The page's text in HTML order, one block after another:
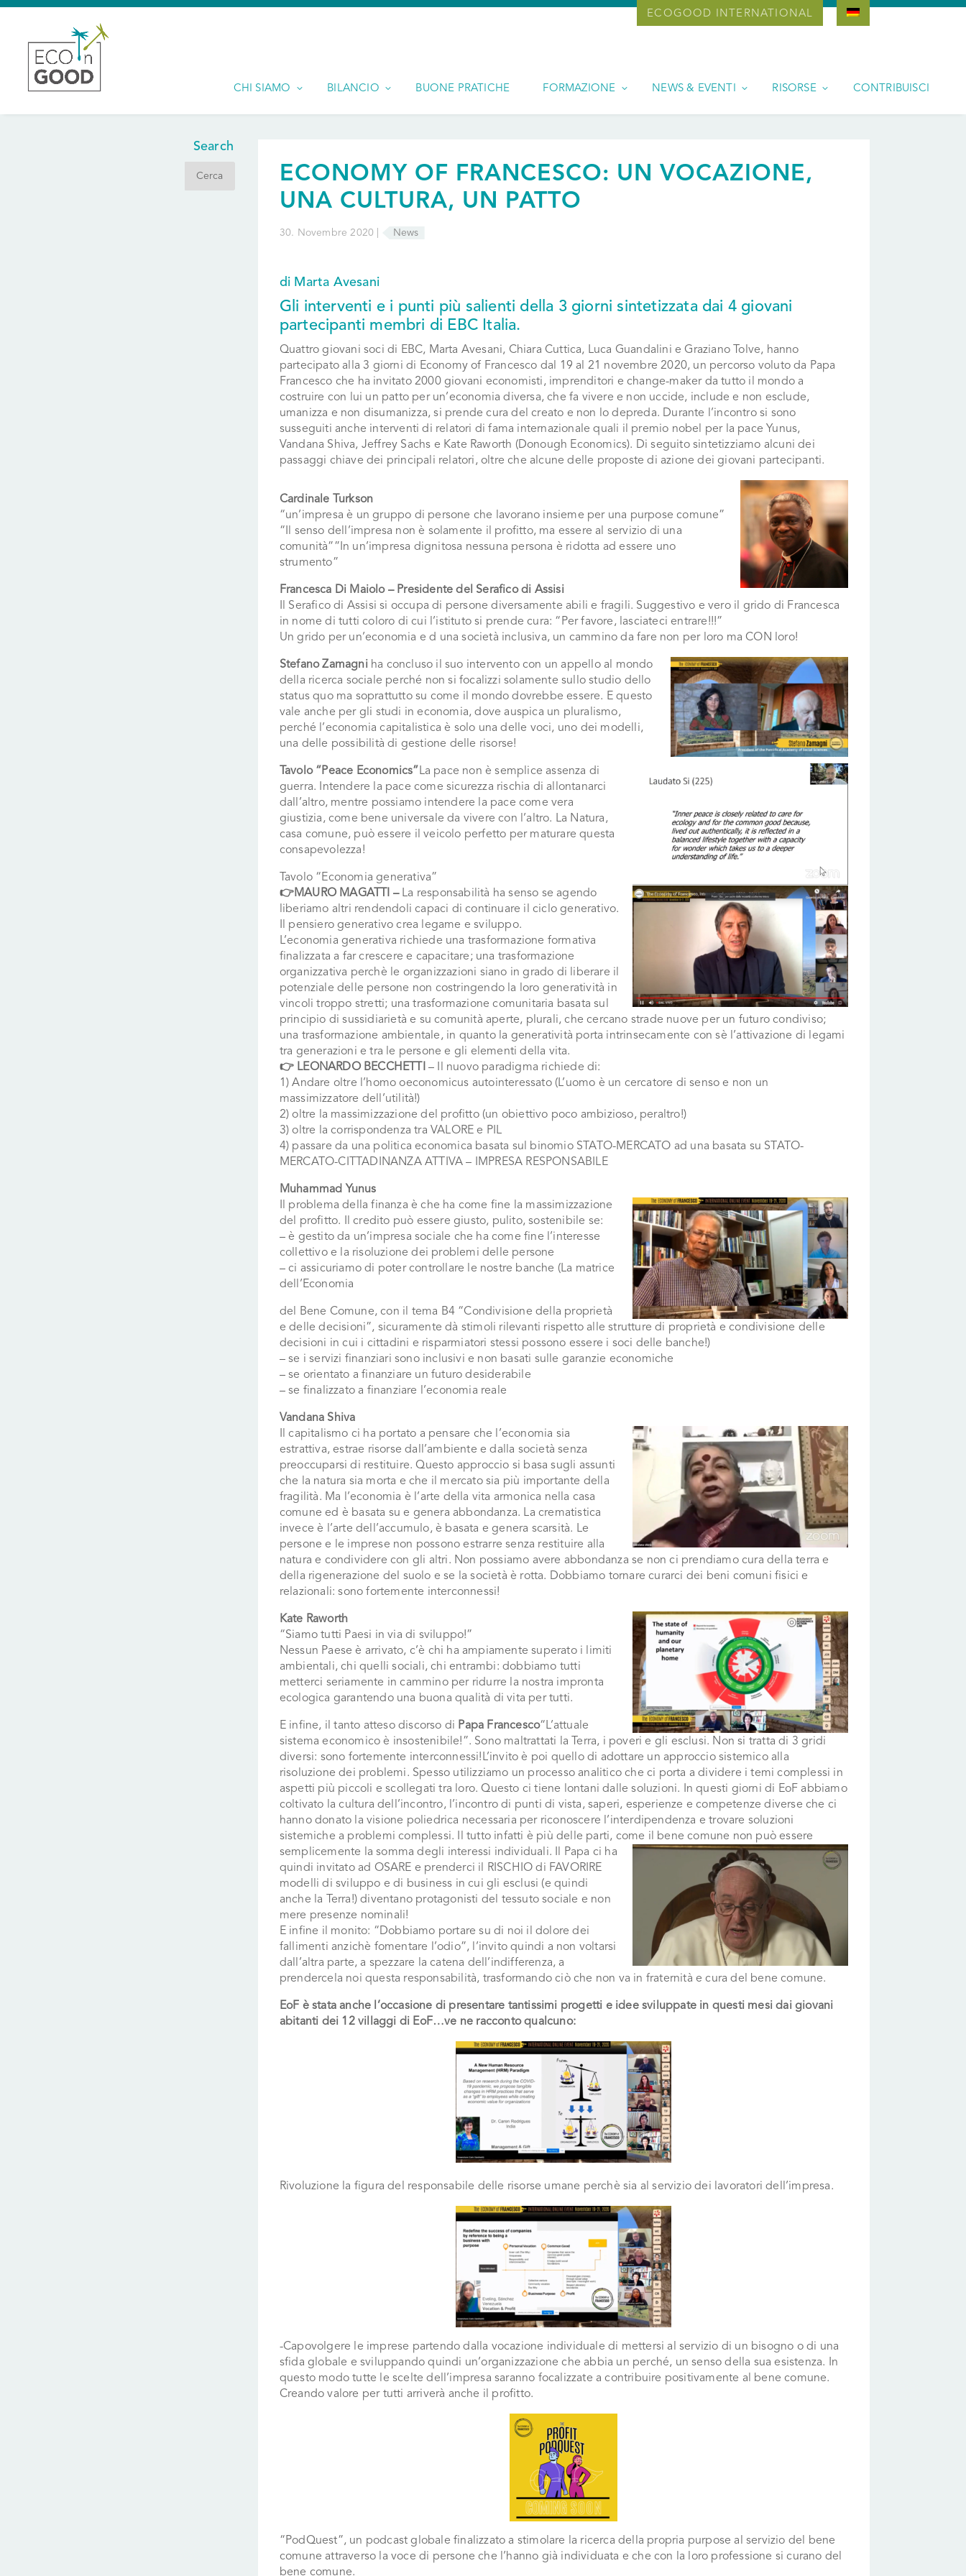
ECOGOOD INTERNATIONAL
CHI SIAMO BILANCIO BUONE PRATICHE FORMAZIONE NEWS & EVENTI RISORSE CONTRIBUISCI
ECONOMY OF FRANCESCO: UN VOCAZIONE,
UNA CULTURA, UN PATTO
30. Novembre 2020 | News
di Marta Avesani
Gli interventi e i punti più salienti della 3 giorni sintetizzata dai 4 giovani
partecipanti membri di EBC Italia.
Quattro giovani soci di EBC, Marta Avesani, Chiara Cuttica, Luca Guandalini e Graziano Tolve, hanno
partecipato alla 3 giorni di Economy of Francesco dal 19 al 21 novembre 2020, un percorso voluto da Papa
Francesco che ha invitato 2000 giovani economisti, imprenditori e change-maker da tutto il mondo a
costruire con lui un patto per un’economia diversa, che fa vivere e non uccide, include e non esclude,
umanizza e non disumanizza, si prende cura del creato e non lo depreda. Durante l’incontro si sono
susseguiti anche interventi di relatori di fama internazionale quali il premio nobel per la pace Yunus,
Vandana Shiva, Jeffrey Sachs e Kate Raworth (Donough Economics). Di seguito sintetizziamo alcuni dei
passaggi chiave dei principali relatori, oltre che alcune delle proposte di azione dei giovani partecipanti.
Cardinale Turkson
“un’impresa è un gruppo di persone che lavorano insieme per una purpose comune”
“Il senso dell’impresa non è solamente il profitto, ma essere al servizio di una
comunità””In un’impresa dignitosa nessuna persona è ridotta ad essere uno
strumento”
Francesca Di Maiolo – Presidente del Serafico di Assisi
Il Serafico di Assisi si occupa di persone diversamente abili e fragili. Suggestivo e vero il grido di Francesca
in nome di tutti coloro di cui l’istituto si prende cura: “Per favore, lasciateci entrare!!!”
Un grido per un’economia e d una società inclusiva, un cammino da fare non per loro ma CON loro!
Stefano Zamagni ha concluso il suo intervento con un appello al mondo
della ricerca sociale perché non si focalizzi solamente sullo studio dello
status quo ma soprattutto su come il mondo dovrebbe essere. E questo
vale anche per gli studi in economia, dove auspica un pluralismo,
perché l’economia capitalistica è solo una delle voci, uno dei modelli,
una delle possibilità di gestione delle risorse!
Tavolo “Peace Economics” La pace non è semplice assenza di
guerra. Intendere la pace come sicurezza rischia di allontanarci
dall’altro, mentre possiamo intendere la pace come vera
giustizia, come bene universale da vivere con l’altro. La Natura,
casa comune, può essere il veicolo perfetto per maturare questa
consapevolezza!
Tavolo “Economia generativa”
👉MAURO MAGATTI –La responsabilità ha senso se agendo
liberiamo altri rendendoli capaci di continuare il ciclo generativo.
Il pensiero generativo crea legame e sviluppo.
L’economia generativa richiede una trasformazione formativa
finalizzata a far crescere e capacitare; una trasformazione
organizzativa perchè le organizzazioni siano in grado di liberare il
potenziale delle persone non costringendo la loro generatività in
vincoli troppo stretti; una trasformazione comunitaria basata sul
principio di sussidiarietà e su comunità aperte, plurali, che cercano strade nuove per un futuro condiviso;
una trasformazione ambientale, in quanto la generatività porta intrinsecamente con sè l’attivazione di legami
tra generazioni e tra le persone e gli elementi della vita.
👉 LEONARDO BECCHETTI– Il nuovo paradigma richiede di:
1) Andare oltre l’homo oeconomicus autointeressato (L’uomo è un cercatore di senso e non un
massimizzatore dell’utilità!)
2) oltre la massimizzazione del profitto (un obiettivo poco ambizioso, peraltro!)
3) oltre la corrispondenza tra VALORE e PIL
4) passare da una politica economica basata sul binomio STATO-MERCATO ad una basata su STATO-
MERCATO-CITTADINANZA ATTIVA – IMPRESA RESPONSABILE
Muhammad Yunus
Il problema della finanza è che ha come fine la massimizzazione
del profitto. Il credito può essere giusto, pulito, sostenibile se:
– è gestito da un’impresa sociale che ha come fine l’interesse
collettivo e la risoluzione dei problemi delle persone
– ci assicuriamo di poter controllare le nostre banche (La matrice
dell’Economia
del Bene Comune, con il tema B4 “Condivisione della proprietà
e delle decisioni”, sicuramente dà stimoli rilevanti rispetto alle strutture di proprietà e condivisione delle
decisioni in cui i cittadini e risparmiatori stessi possono essere i soci delle banche!)
– se i servizi finanziari sono inclusivi e non basati sulle garanzie economiche
– se orientato a finanziare un futuro desiderabile
– se finalizzato a finanziare l’economia reale
Vandana Shiva
Il capitalismo ci ha portato a pensare che l’economia sia
estrattiva, estrae risorse dall’ambiente e dalla società senza
preoccuparsi di restituire. Questo approccio si basa sugli assunti
che la natura sia morta e che il mercato sia più importante della
fragilità. Ma l’economia è l’arte della vita armonica nella casa
comune ed è basata su e genera abbondanza. La crematistica
invece è l’arte dell’accumulo, è basata e genera scarsità. Le
persone e le imprese non possono estrarre senza restituire alla
natura e condividere con gli altri. Non possiamo avere abbondanza se non ci prendiamo cura della terra e
della rigenerazione del suolo e se la società è rotta. Dobbiamo tornare curarci dei beni comuni fisici e
relazionali: sono fortemente interconnessi!
Kate Raworth
“Siamo tutti Paesi in via di sviluppo!”
Nessun Paese è arrivato, c’è chi ha ampiamente superato i limiti
ambientali, chi quelli sociali, chi entrambi: dobbiamo tutti
metterci seriamente in cammino per ridurre la nostra impronta
ecologica garantendo una buona qualità di vita per tutti.
E infine, il tanto atteso discorso di Papa Francesco“L’attuale
sistema economico è insostenibile!”. Sono maltrattati la Terra, i poveri e gli esclusi. Non si tratta di 3 gridi
diversi: sono fortemente interconnessi!L’invito è poi quello di adottare un approccio sistemico alla
risoluzione dei problemi. Spesso utilizziamo un processo analitico che ci porta a dividere i temi complessi in
aspetti più piccoli e scollegati tra loro. Questo ci tiene lontani dalle soluzioni. In questi giorni di EoF abbiamo
coltivato la cultura dell’incontro, l’incontro di punti di vista, saperi, esperienze e competenze diverse che ci
hanno donato la visione poliedrica necessaria per riconoscere l’interdipendenza e trovare soluzioni
sistemiche a problemi complessi. Il tutto infatti è più delle parti, come il bene comune non può essere
semplicemente la somma degli interessi individuali.
Il Papa ci ha
quindi invitato ad OSARE e prenderci il RISCHIO di FAVORIRE
modelli di sviluppo e di business in cui gli esclusi (e quindi
anche la Terra!) diventano protagonisti del tessuto sociale e non
mere presenze nominali!
E infine il monito: “Dobbiamo portare su di noi il dolore dei
fallimenti anzichè fomentare l’odio”, l’invito quindi a non voltarsi
dall’altra parte, a spezzare la catena dell’indifferenza, a
prendercela noi questa responsabilità, trasformando ciò che non va in fraternità e cura del bene comune.
EoF è stata anche l’occasione di presentare tantissimi progetti e idee sviluppate in questi mesi dai giovani
abitanti dei 12 villaggi di EoF…ve ne racconto qualcuno:
Rivoluzione la figura del responsabile delle risorse umane perchè sia al servizio dei lavoratori dell’impresa.
-Capovolgere le imprese partendo dalla vocazione individuale di mettersi al servizio di un bisogno o di una
sfida globale e sviluppando quindi un’organizzazione che abbia un perché, un senso della sua esistenza. In
questo modo tutte le scelte dell’impresa saranno focalizzate a contribuire positivamente al bene comune.
Creando valore per tutti arriverà anche il profitto.
“PodQuest”, un podcast globale finalizzato a stimolare la ricerca della propria purpose al servizio del bene
comune attraverso la voce di persone che l’hanno già individuata e che con la loro professione si curano del
bene comune.
Search